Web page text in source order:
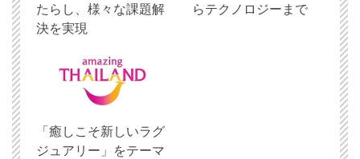
たらし、様々な課題解
決を実現
らテクノロジーまで
「癒しこそ新しいラグ
ジュアリー」をテーマ